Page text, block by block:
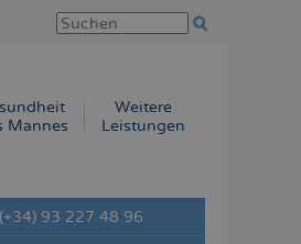
Mannes
Weitere
Leistungen
(+34) 93 227 48 96